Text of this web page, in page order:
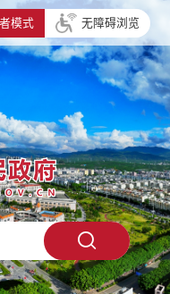
模式 无障碍浏览